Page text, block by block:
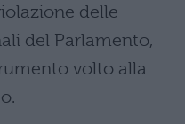
delle
del Parlamento,
volto alla